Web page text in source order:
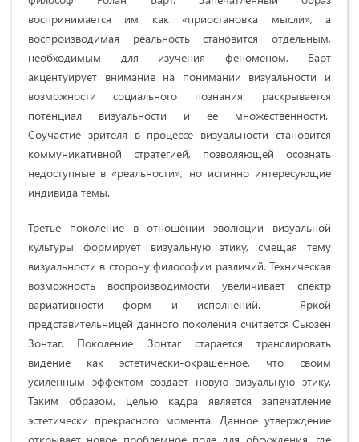
воспринимается им как «приостановка мысли», а
воспроизводимая реальность становится отдельным,
необходимым для изучения феноменом. Барт
акцентуирует внимание на понимании визуальности и
возможности социального познания: раскрывается
потенциал визуальности и ее множественности.
Соучастие зрителя в процессе визуальности становится
коммуникативной стратегией, позволяющей осознать
недоступные в «реальности», но истинно интересующие
индивида темы.
Третье поколение в отношении эволюции визуальной
культуры формирует визуальную этику, смещая тему
визуальности в сторону философии различий. Техническая
возможность воспроизводимости увеличивает спектр
вариативности форм и исполнений. Яркой
представительницей данного поколения считается Сьюзен
Зонтаг. Поколение Зонтаг старается транслировать
видение как эстетически-окрашенное, что своим
усиленным эффектом создает новую визуальную этику.
Таким образом, целью кадра является запечатление
эстетически прекрасного момента. Данное утверждение
открывает новое проблемное поле для обсуждения, где